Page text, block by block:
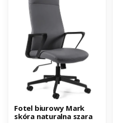
-12% z kodem PROMO12
Fotel biurowy Mark
skóra naturalna szara